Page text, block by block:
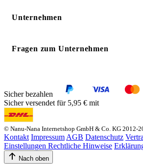
Unternehmen
Fragen zum Unternehmen
Sicher bezahlen
Sicher versendet für 5,95 € mit
© Nanu-Nana Internetshop GmbH & Co. KG 2012-
Kontakt Impressum AGB Datenschutz
Einstellungen Rechtliche Hinweise
Nach oben